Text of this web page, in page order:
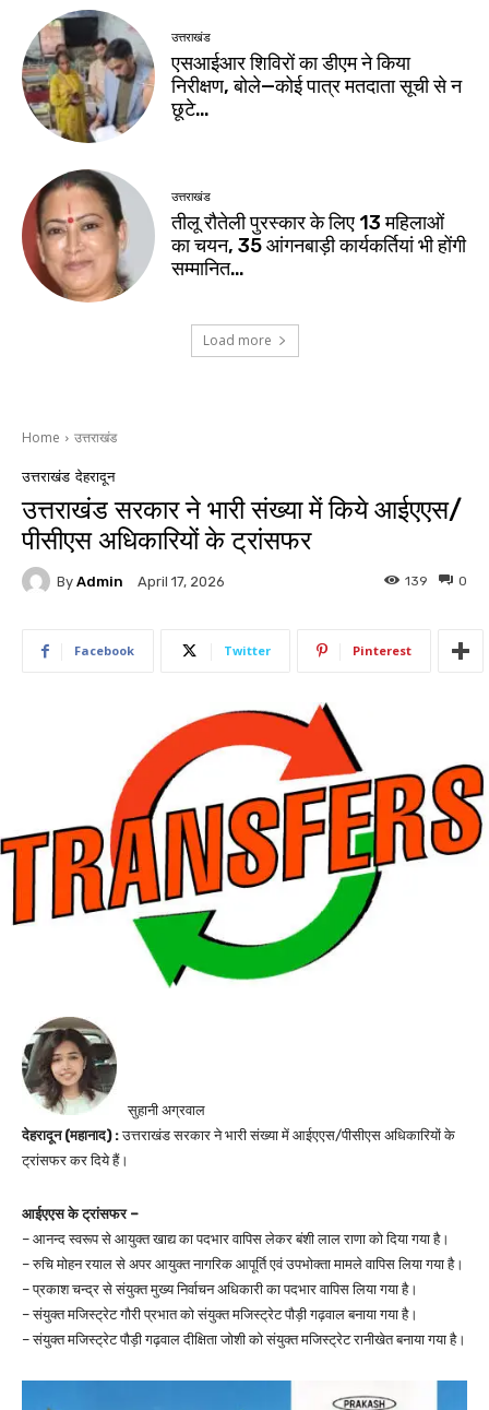
उत्तराखंड
एसआईआर शिविरों का डीएम ने किया
निरीक्षण, बोले—कोई पात्र मतदाता सूची से न
छूटे…
उत्तराखंड
तीलू रौतेली पुरस्कार के लिए 13 महिलाओं
का चयन, 35 आंगनबाड़ी कार्यकर्तियां भी होंगी
सम्मानित…
Load more